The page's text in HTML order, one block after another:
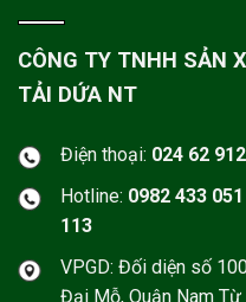
CÔNG TY TNHH SẢN
TẢI DỨA NT
Điện thoại: 024 62
Hotline: 0982 433
113
VPGD: Đối diện số
Đại Mỗ, Quận Nam